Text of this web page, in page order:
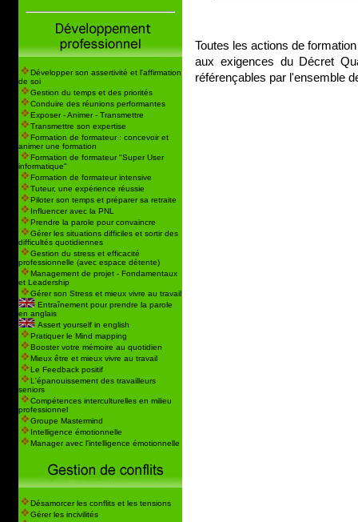
Développer son assertivité et l'affirmation
de soi
Gestion du temps et des priorités
Conduire des réunions performantes
Exposer - Animer - Transmettre
Transmettre son expertise
Formation de formateur : concevoir et
animer une formation
Formation de formateur "Super User
informatique"
Formation de formateur intensive
Tuteur, une expérience réussie
Piloter son temps et préparer sa retraite
Influencer avec la PNL
Prendre la parole pour convaincre
Gérer les situations difficiles et sortir des
difficultés quotidiennes
Gestion du stress et efficacité
professionnelle (avec espace détente)
Management de projet - Fondamentaux
et Leadership
Gérer son Stress et mieux vivre au travail
Entraînement pour prendre la parole
en anglais
Assert yourself in english
Pratiquer le Mind mapping
Booster votre mémoire au quotidien
Mieux être et mieux vivre au travail
Le Feedback positif
L'épanouissement des travailleurs
seniors
Compétences interculturelles en milieu
professionnel
Groupe Mastermind
Intelligence émotionnelle
Manager avec l'intelligence émotionnelle
Désamorcer les conflits et les tensions
Gérer les incivilités
Toutes les actions de
aux exigences du Décret
référençables par l'ensemble